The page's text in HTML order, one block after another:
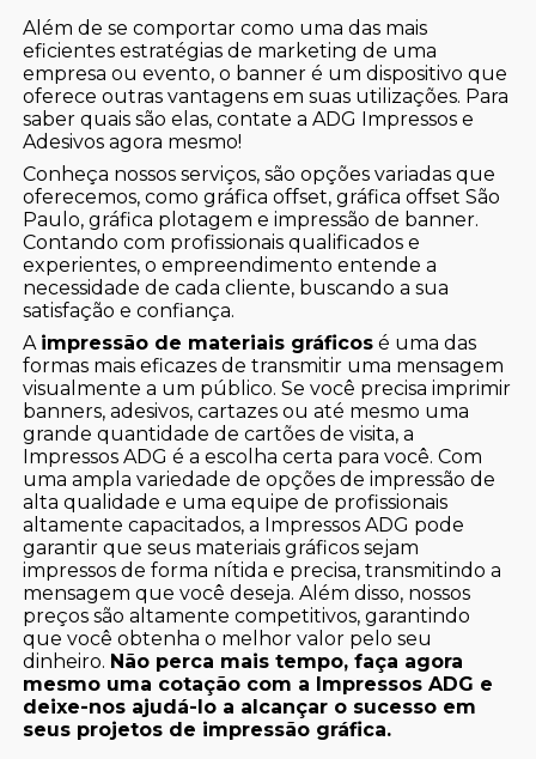
Além de se comportar como uma das mais
eficientes estratégias de marketing de uma
empresa ou evento, o banner é um dispositivo que
oferece outras vantagens em suas utilizações. Para
saber quais são elas, contate a ADG Impressos e
Adesivos agora mesmo!
Conheça nossos serviços, são opções variadas que
oferecemos, como gráfica offset, gráfica offset São
Paulo, gráfica plotagem e impressão de banner.
Contando com profissionais qualificados e
experientes, o empreendimento entende a
necessidade de cada cliente, buscando a sua
satisfação e confiança.
A impressão de materiais gráficos é uma das
formas mais eficazes de transmitir uma mensagem
visualmente a um público. Se você precisa imprimir
banners, adesivos, cartazes ou até mesmo uma
grande quantidade de cartões de visita, a
Impressos ADG é a escolha certa para você. Com
uma ampla variedade de opções de impressão de
alta qualidade e uma equipe de profissionais
altamente capacitados, a Impressos ADG pode
garantir que seus materiais gráficos sejam
impressos de forma nítida e precisa, transmitindo a
mensagem que você deseja. Além disso, nossos
preços são altamente competitivos, garantindo
que você obtenha o melhor valor pelo seu
dinheiro. Não perca mais tempo, faça agora
mesmo uma cotação com a Impressos ADG e
deixe-nos ajudá-lo a alcançar o sucesso em
seus projetos de impressão gráfica.